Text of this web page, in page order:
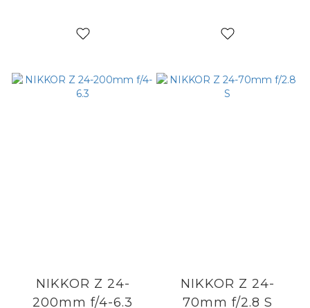
NIKKOR Z 24-
200mm f/4-6.3
NIKKOR Z 24-
70mm f/2.8 S